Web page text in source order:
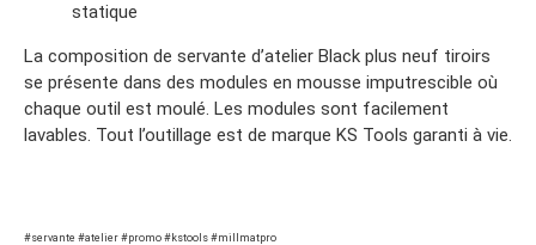
statique
La composition de servante d’atelier Black plus neuf tiroirs
se présente dans des modules en mousse imputrescible où
chaque outil est moulé. Les modules sont facilement
lavables. Tout l’outillage est de marque KS Tools garanti à vie.
#servante #atelier #promo #kstools #millmatpro